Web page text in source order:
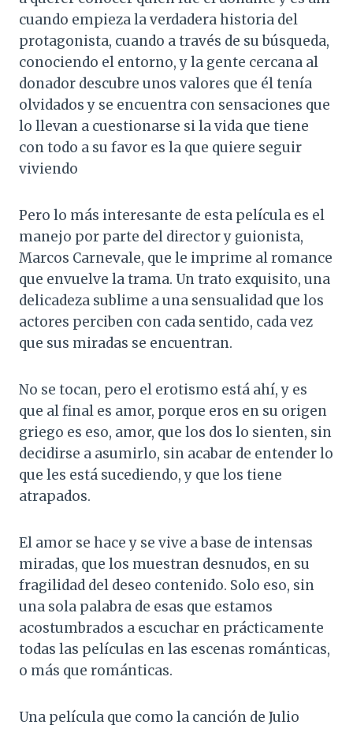
cuando empieza la verdadera historia del
protagonista, cuando a través de su búsqueda,
conociendo el entorno, y la gente cercana al
donador descubre unos valores que él tenía
olvidados y se encuentra con sensaciones que
lo llevan a cuestionarse si la vida que tiene
con todo a su favor es la que quiere seguir
viviendo
Pero lo más interesante de esta película es el
manejo por parte del director y guionista,
Marcos Carnevale, que le imprime al romance
que envuelve la trama. Un trato exquisito, una
delicadeza sublime a una sensualidad que los
actores perciben con cada sentido, cada vez
que sus miradas se encuentran.
No se tocan, pero el erotismo está ahí, y es
que al final es amor, porque eros en su origen
griego es eso, amor, que los dos lo sienten, sin
decidirse a asumirlo, sin acabar de entender lo
que les está sucediendo, y que los tiene
atrapados.
El amor se hace y se vive a base de intensas
miradas, que los muestran desnudos, en su
fragilidad del deseo contenido. Solo eso, sin
una sola palabra de esas que estamos
acostumbrados a escuchar en prácticamente
todas las películas en las escenas románticas,
o más que románticas.
Una película que como la canción de Julio